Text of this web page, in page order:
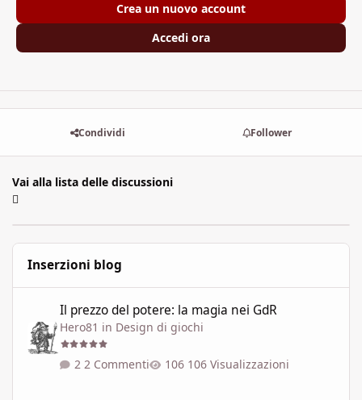
Crea un nuovo account
Accedi ora
Condividi Follower
Vai alla lista delle discussioni
Inserzioni blog
Il prezzo del potere: la magia nei GdR
Hero81 in Design di giochi
2 Commenti 106 Visualizzazioni